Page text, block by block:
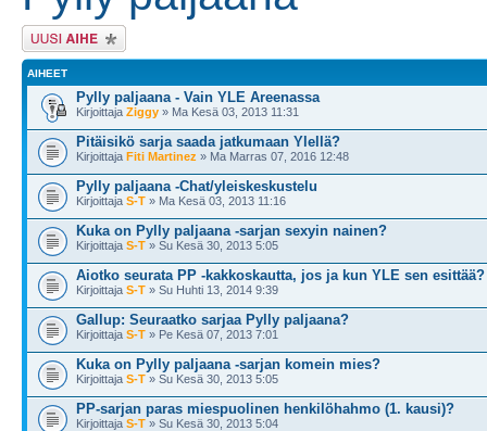
Lähetä uusi viesti
AIHEET
Pylly paljaana - Vain YLE Areenassa
Kirjoittaja Ziggy » Ma Kesä 03, 2013 11:31
Pitäisikö sarja saada jatkumaan Ylellä?
Kirjoittaja Fiti Martinez » Ma Marras 07, 2016 12:48
Pylly paljaana -Chat/yleiskeskustelu
Kirjoittaja S-T » Ma Kesä 03, 2013 11:16
Kuka on Pylly paljaana -sarjan sexyin nainen?
Kirjoittaja S-T » Su Kesä 30, 2013 5:05
Aiotko seurata PP -kakkoskautta, jos ja kun YLE sen esittää?
Kirjoittaja S-T » Su Huhti 13, 2014 9:39
Gallup: Seuraatko sarjaa Pylly paljaana?
Kirjoittaja S-T » Pe Kesä 07, 2013 7:01
Kuka on Pylly paljaana -sarjan komein mies?
Kirjoittaja S-T » Su Kesä 30, 2013 5:05
PP-sarjan paras miespuolinen henkilöhahmo (1. kausi)?
Kirjoittaja S-T » Su Kesä 30, 2013 5:04